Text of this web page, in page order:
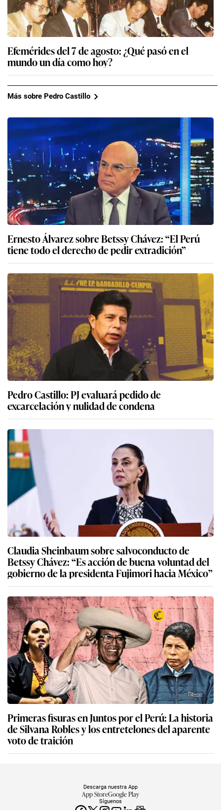
Efemérides del 7 de agosto: ¿Qué pasó en el
mundo un día como hoy?
Más sobre Pedro Castillo
Ernesto Álvarez sobre Betssy Chávez: “El Perú
tiene todo el derecho de pedir extradición”
Pedro Castillo: PJ evaluará pedido de
excarcelación y nulidad de condena
Claudia Sheinbaum sobre salvoconducto de
Betssy Chávez: “Es acción de buena voluntad del
gobierno de la presidenta Fujimori hacia México”
Primeras fisuras en Juntos por el Perú: La historia
de Silvana Robles y los entretelones del aparente
voto de traición
Síguenos
Descarga nuestra App
App StoreGoogle Play